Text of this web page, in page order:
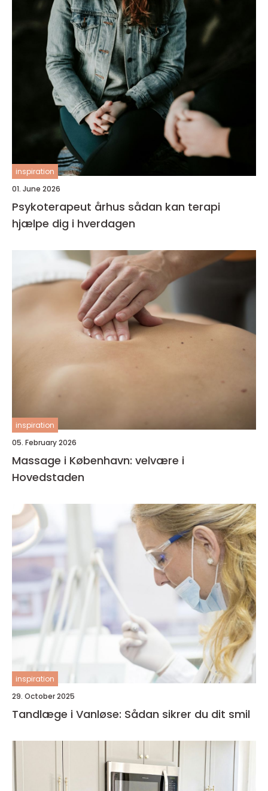
inspiration
01. June 2026
Psykoterapeut århus sådan kan terapi
hjælpe dig i hverdagen
inspiration
05. February 2026
Massage i København: velvære i
Hovedstaden
inspiration
29. October 2025
Tandlæge i Vanløse: Sådan sikrer du dit smil